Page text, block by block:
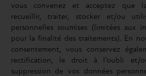
vous convenez et acceptez que
recueillir, traiter, stocker et/ou
personnelles soumises (limitées aux
pour la finalité des traitements). En
consentement, vous conservez
rectification, le droit à l’oubli
suppression de vos données